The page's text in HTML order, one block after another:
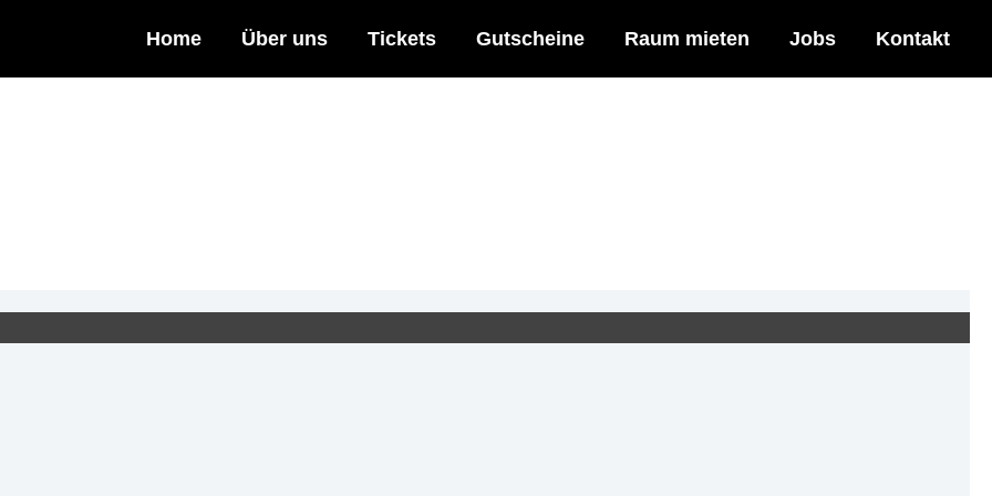
Home Über uns Tickets Gutscheine Raum mieten Jobs Kontakt